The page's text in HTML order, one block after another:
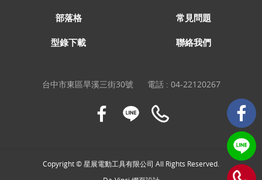
部落格 常見問題
型錄下載 聯絡我們
台中市東區旱溪三街30號 電話 : 04-22120267
Copyright © 星展電動工具有限公司 All Rights Reserved.